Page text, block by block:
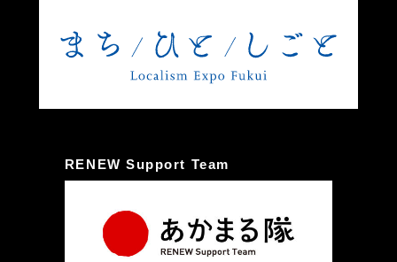
RENEW Support Team